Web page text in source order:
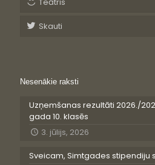
Skauti
Nesenākie raksti
Uzņemšanas rezultāti 2026./
gada 10. klasēs
3. jūlijs, 2026
Sveicam, Simtgades stipendiju